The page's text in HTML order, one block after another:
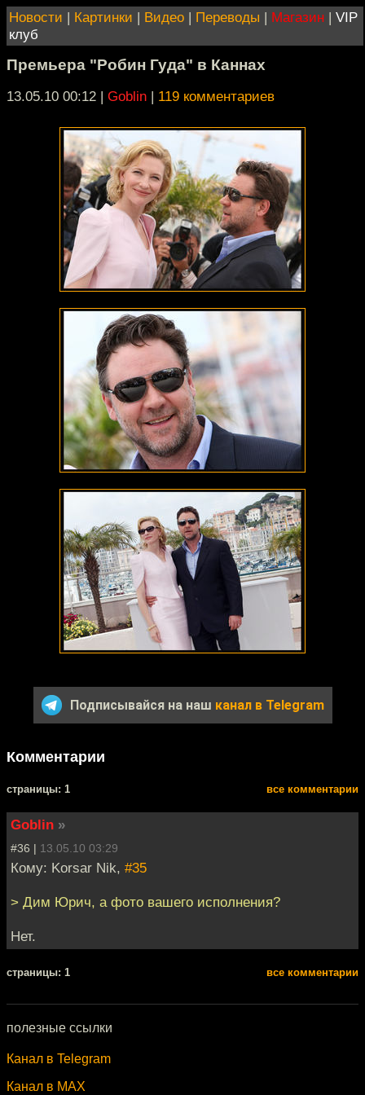
Новости | Картинки | Видео | Переводы | Магазин | VIP
клуб
Премьера "Робин Гуда" в Каннах
13.05.10 00:12 | Goblin | 119 комментариев
Подписывайся на наш канал в Telegram
Комментарии
cтраницы: 1 все комментарии
Goblin »
#36 | 13.05.10 03:29
Кому: Korsar Nik, #35
> Дим Юрич, а фото вашего исполнения?
Нет.
cтраницы: 1 все комментарии
полезные ссылки
Канал в Telegram
Канал в MAX